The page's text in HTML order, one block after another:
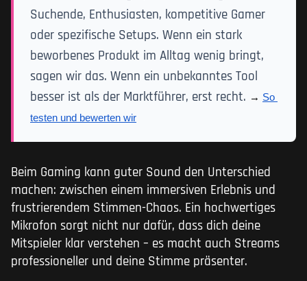
Suchende, Enthusiasten, kompetitive Gamer
oder spezifische Setups. Wenn ein stark
beworbenes Produkt im Alltag wenig bringt,
sagen wir das. Wenn ein unbekanntes Tool
besser ist als der Marktführer, erst recht. → So
testen und bewerten wir
Beim Gaming kann guter Sound den Unterschied
machen: zwischen einem immersiven Erlebnis und
frustrierendem Stimmen-Chaos. Ein hochwertiges
Mikrofon sorgt nicht nur dafür, dass dich deine
Mitspieler klar verstehen – es macht auch Streams
professioneller und deine Stimme präsenter.